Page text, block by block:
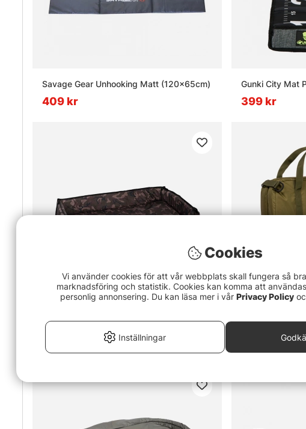
Savage Gear Unhooking Matt (120x65cm)
409 kr
Gunki City Mat
399 kr
Fox Camo Mat with Sides
Cookies
Vi använder cookies för att vår webbplats skall fungera så
marknadsföring och statistik. Cookies kan komma att
personlig annonsering. Du kan läsa mer i vår Privacy Policy
Inställningar